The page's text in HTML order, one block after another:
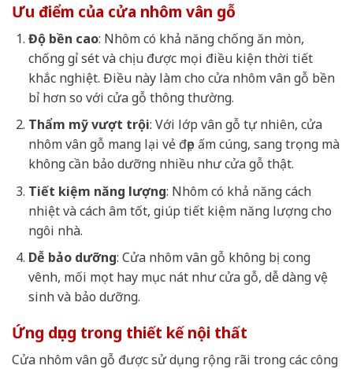
Ưu điểm của cửa nhôm vân gỗ
Độ bền cao: Nhôm có khả năng chống ăn mòn,
chống gỉ sét và chịu được mọi điều kiện thời tiết
khắc nghiệt. Điều này làm cho cửa nhôm vân gỗ bền
bỉ hơn so với cửa gỗ thông thường.
Thẩm mỹ vượt trội: Với lớp vân gỗ tự nhiên, cửa
nhôm vân gỗ mang lại vẻ đẹp ấm cúng, sang trọng mà
không cần bảo dưỡng nhiều như cửa gỗ thật.
Tiết kiệm năng lượng: Nhôm có khả năng cách
nhiệt và cách âm tốt, giúp tiết kiệm năng lượng cho
ngôi nhà.
Dễ bảo dưỡng: Cửa nhôm vân gỗ không bị cong
vênh, mối mọt hay mục nát như cửa gỗ, dễ dàng vệ
sinh và bảo dưỡng.
Ứng dụng trong thiết kế nội thất
Cửa nhôm vân gỗ được sử dụng rộng rãi trong các công